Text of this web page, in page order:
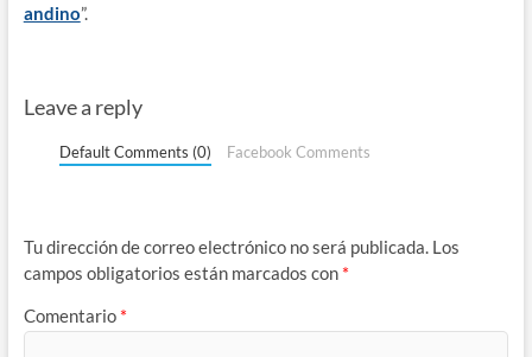
andino”.
Leave a reply
Default Comments (0) Facebook Comments
Tu dirección de correo electrónico no será publicada. Los
campos obligatorios están marcados con *
Comentario *